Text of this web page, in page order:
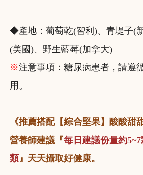
◆產地：葡萄乾(智利)、青堤子(
(美國)、野生藍莓(加拿大)
※注意事項：糖尿病患者，請遵
用。
《推薦搭配【綜合堅果】酸酸甜
營養師建議『每日建議份量約
類』天天攝取好健康。